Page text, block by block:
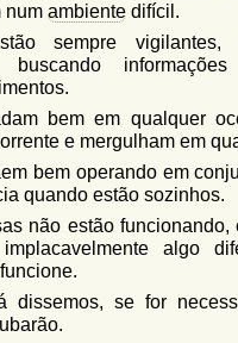
num ambiente difícil.
sempre vigilantes,
buscando
bem em qualquer
e mergulham em
bem operando em
quando estão sozinhos.
não estão funcionando,
implacavelmente algo
dissemos, se for